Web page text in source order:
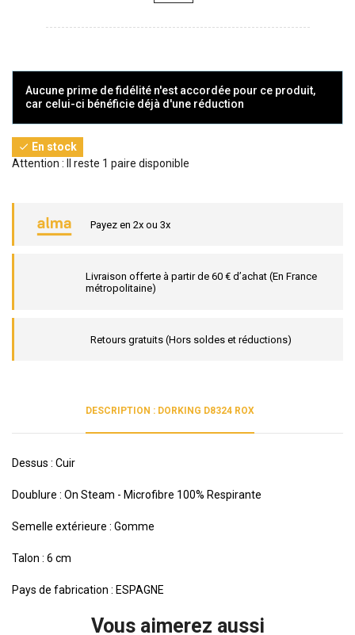
Aucune prime de fidélité n'est accordée pour ce produit,
car celui-ci bénéficie déjà d'une réduction
 En stock
Attention : Il reste 1 paire disponible
Payez en 2x ou 3x
Livraison offerte à partir de 60 € d’achat (En France
métropolitaine)
Retours gratuits (Hors soldes et réductions)
DESCRIPTION : DORKING D8324 ROX
Dessus : Cuir
Doublure : On Steam - Microfibre 100% Respirante
Semelle extérieure : Gomme
Talon : 6 cm
Pays de fabrication : ESPAGNE
Vous aimerez aussi